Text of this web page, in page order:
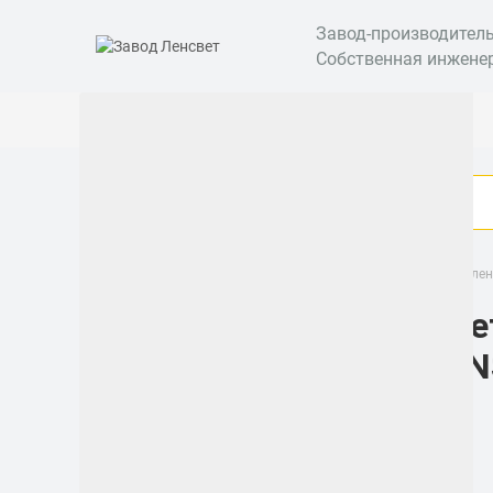
Завод-
Собственная